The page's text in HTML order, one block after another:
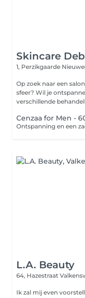
Skincare
1, Perzikgaarde
Op zoek naar een
sfeer? Wil je ontspannen en huidverbetering in één? Voor
verschillende
Cenzaa for Men -
L.A. Beauty
64, Hazestraat
Ik zal mij even